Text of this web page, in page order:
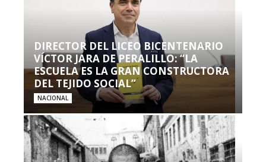
DIRECTOR DEL LICEO BICENTENARIO
VÍCTOR JARA DE PERALILLO: “LA
ESCUELA ES LA GRAN CONSTRUCTORA
DEL TEJIDO SOCIAL”
NACIONAL